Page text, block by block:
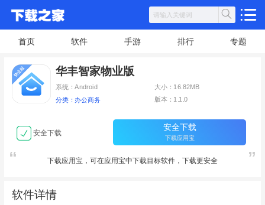
首页 软件 手游 排行 专题
华丰智家物业版
系统：Android 大小：16.82MB
分类：办公商务 版本：1.1.0
安全下载
安全下载
下载应用宝
下载应用宝，可在应用宝中下载目标软件，下载更安全
软件详情